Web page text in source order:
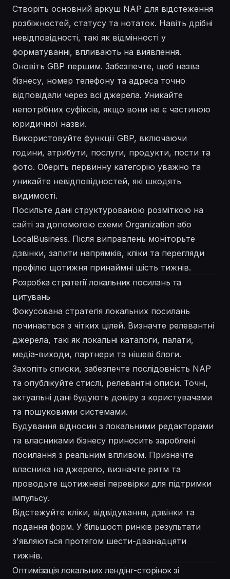
Створіть основний аркуш NAP для відстеження
розбіжностей, статусу та нотаток. Навіть дрібні
невідповідності, такі як відмінності у
форматуванні, впливають на виявлення.
Оновіть GBP першим. Забезпечте, щоб назва
бізнесу, номер телефону та адреса точно
відповідали через всі джерела. Уникайте
непотрібних суфіксів, якщо вони не є частиною
юридичної назви.
Використовуйте функції GBP, включаючи
години, атрибути, послуги, продукти, пости та
фото. Оберіть первинну категорію уважно та
уникайте невідповідностей, які шкодять
видимості.
Посильте дані структурованою розміткою на
сайті за допомогою схеми Organization або
LocalBusiness. Після виправлень моніторьте
дзвінки, запити напрямків, кліки та перегляди
профілю щотижня принаймні шість тижнів.
Розробка стратегії локальних посилань та
цитувань
Фокусована стратегія локальних посилань
починається з чітких цілей. Визначте релевантні
джерела, такі як локальні каталоги, палати,
медіа-виходи, партнери та нішеві блоги.
Захопіть списки, забезпечте послідовність NAP
та опублікуйте стислі, релевантні описи. Точні,
актуальні дані будують довіру з користувачами
та пошуковими системами.
Будування відносин з локальними редакторами
та власниками бізнесу приносить зароблені
посилання з реальним впливом. Призначте
власника на джерело, визначте ритм та
проводьте щотижневі перевірки для підтримки
імпульсу.
Відстежуйте кліки, відвідування, дзвінки та
подання форм. У більшості ринків результати
з'являються протягом шести-дванадцяти
тижнів.
Оптимізація локальних лендінг-сторінок зі